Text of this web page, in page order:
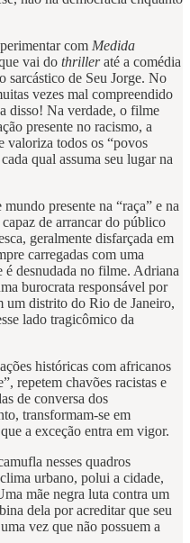
com Medida
vai do thrilleraté a comédia
sarcástico de Seu Jorge. No
vezes mal compreendido
disso! Na verdade, o filme
presente no racismo, a
valoriza todos os “povos
qual assuma seu lugar na
presente na “raça” e na
de arrancar do público
geralmente disfarçada em
carregadas com uma
desnudada no filme. Adriana
burocrata responsável por
um distrito do Rio de Janeiro,
lado tragicômico da
históricas com africanos
repetem chavões racistas e
de conversa dos
transformam-se em
a exceção entra em vigor.
nesses quadros
urbano, polui a cidade,
mãe negra luta contra um
dela por acreditar que seu
vez que não possuem a